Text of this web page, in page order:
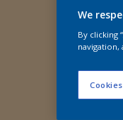
We
By clicking
navigation,